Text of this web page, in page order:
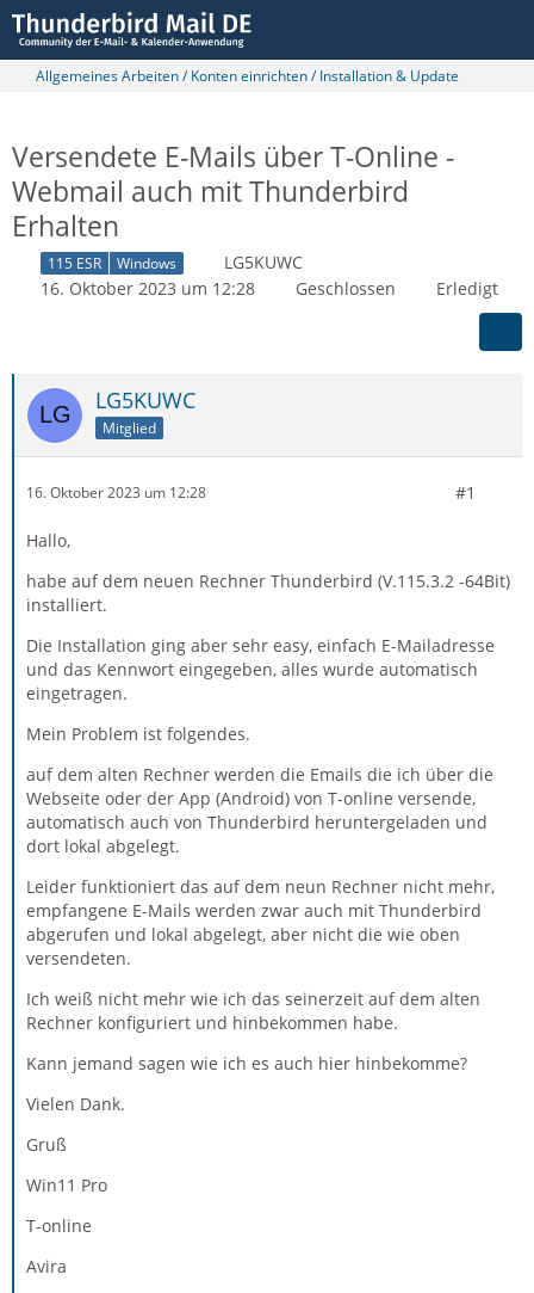
Allgemeines Arbeiten / Konten einrichten / Installation & Update
Versendete E-Mails über T-Online -
Webmail auch mit Thunderbird
Erhalten
115 ESR Windows
LG5KUWC
16. Oktober 2023 um 12:28
Geschlossen Erledigt
LG5KUWC
Mitglied
16. Oktober 2023 um 12:28 #1
Hallo,
habe auf dem neuen Rechner Thunderbird (V.115.3.2 -64Bit)
installiert.
Die Installation ging aber sehr easy, einfach E-Mailadresse
und das Kennwort eingegeben, alles wurde automatisch
eingetragen.
Mein Problem ist folgendes.
auf dem alten Rechner werden die Emails die ich über die
Webseite oder der App (Android) von T-online versende,
automatisch auch von Thunderbird heruntergeladen und
dort lokal abgelegt.
Leider funktioniert das auf dem neun Rechner nicht mehr,
empfangene E-Mails werden zwar auch mit Thunderbird
abgerufen und lokal abgelegt, aber nicht die wie oben
versendeten.
Ich weiß nicht mehr wie ich das seinerzeit auf dem alten
Rechner konfiguriert und hinbekommen habe.
Kann jemand sagen wie ich es auch hier hinbekomme?
Vielen Dank.
Gruß
Win11 Pro
T-online
Avira